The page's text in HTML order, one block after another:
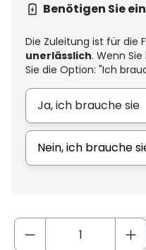
Benötigen Sie
Die Zuleitung ist für die
unerlässlich. Wenn
Sie die Option: "Ich
Ja, ich brauche sie
Nein, ich brauche